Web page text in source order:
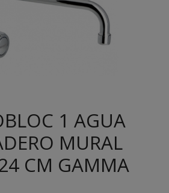
1 AGUA
MURAL
CM GAMMA